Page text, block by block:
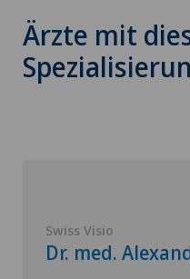
Ärzte mit
Swiss Visio
Dr. med.